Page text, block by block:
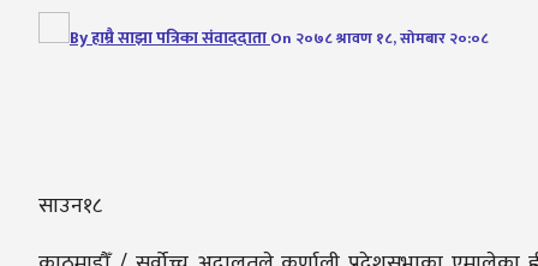
Byहाम्रै साझा पत्रिका संवाददाताOn २०७८ श्रावण १८, सोमबार २०:०८
साउन१८